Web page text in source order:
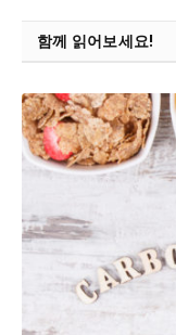
함께 읽어보세요!